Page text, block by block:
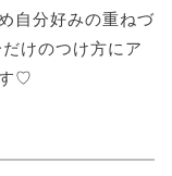
自分好みの重ねづ
けのつけ方にア
♡